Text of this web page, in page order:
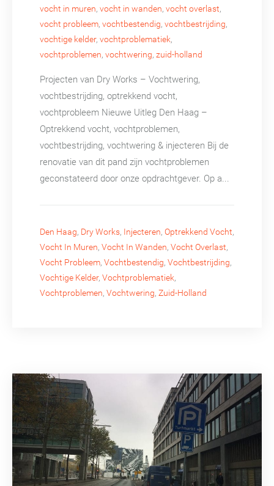
vocht in muren, vocht in wanden, vocht overlast,
vocht probleem, vochtbestendig, vochtbestrijding,
vochtige kelder, vochtproblematiek,
vochtproblemen, vochtwering, zuid-holland
Projecten van Dry Works – Vochtwering,
vochtbestrijding, optrekkend vocht,
vochtprobleem Nieuwe Uitleg Den Haag –
Optrekkend vocht, vochtproblemen,
vochtbestrijding, vochtwering & injecteren Bij de
renovatie van dit pand zijn vochtproblemen
geconstateerd door onze opdrachtgever. Op a...
Den Haag, Dry Works, Injecteren, Optrekkend Vocht,
Vocht In Muren, Vocht In Wanden, Vocht Overlast,
Vocht Probleem, Vochtbestendig, Vochtbestrijding,
Vochtige Kelder, Vochtproblematiek,
Vochtproblemen, Vochtwering, Zuid-Holland